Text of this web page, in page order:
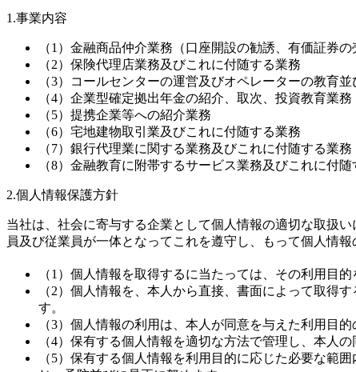
1.事業内容
（1）金融商品仲介業務（口座開設の勧誘、有価証券
（2）保険代理店業務及びこれに付随する業務
（3）コールセンターの運営及びオペレーターの教育
（4）企業型確定拠出年金の紹介、取次、投資教育業務
（5）提携企業等への紹介業務
（6）宅地建物取引業及びこれに付随する業務
（7）銀行代理業に関する業務及びこれに付随する業務
（8）金融教育に附帯するサービス業務及びこれに付随
2.個人情報保護方針
当社は、社会に寄与する企業として個人情報の適切な取扱
員及び従業員が一体となってこれを遵守し、もって個人情
（1）個人情報を取得するに当たっては、その利用目
（2）個人情報を、本人から直接、書面によって取得
す。
（3）個人情報の利用は、本人が同意を与えた利用目
（4）保有する個人情報を適切な方法で管理し、本人
（5）保有する個人情報を利用目的に応じた必要な範